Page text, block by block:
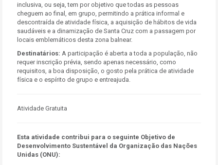
inclusiva, ou seja, tem por objetivo que todas as pessoas
cheguem ao final, em grupo, permitindo a prática informal e
descontraída de atividade física, a aquisição de hábitos de vida
saudáveis e a dinamização de Santa Cruz com a passagem por
locais emblemáticos desta zona balnear.
Destinatários: A participação é aberta a toda a população, não
requer inscrição prévia, sendo apenas necessário, como
requisitos, a boa disposição, o gosto pela prática de atividade
física e o espírito de grupo e entreajuda.
Atividade Gratuita
Esta atividade contribui para o seguinte Objetivo de
Desenvolvimento Sustentável da Organização das Nações
Unidas (ONU):